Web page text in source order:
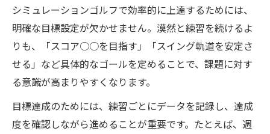
シミュレーションゴルフで効率的に上達するためには、
明確な目標設定が欠かせません。漠然と練習を続けるよ
りも、「スコア○○を目指す」「スイング軌道を安定さ
せる」など具体的なゴールを定めることで、課題に対す
る意識が高まりやすくなります。
目標達成のためには、練習ごとにデータを記録し、達成
度を確認しながら進めることが重要です。たとえば、週